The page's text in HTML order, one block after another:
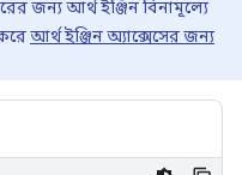
জন্য আর্থ ইঞ্জিন বিনামূল্যে
আর্থ ইঞ্জিন অ্যাক্সেসের জন্য